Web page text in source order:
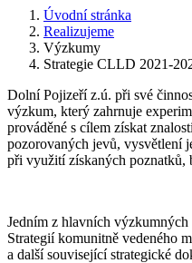
Úvodní stránka
Realizujeme
Výzkumy
Strategie CLLD 2021-
Dolní Pojizeří z.ú. při své
výzkum, který zahrnuje
prováděné s cílem získat
pozorovaných jevů, vysvětlení
při využití získaných poznatků,
Jedním z hlavních
Strategií komunitně vedeného
a další související strategické